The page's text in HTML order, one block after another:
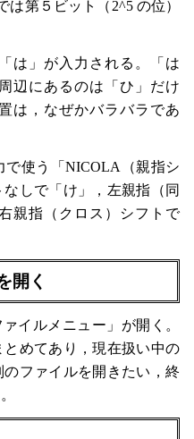
は第５ビット（2^5 の位）
は」が入力される。「は
辺にあるのは「ひ」だけ
は，なぜかバラバラであ
使う「NICOLA（親指シ
しで「け」，左親指（同
親指（クロス）シフトで
開く
イルメニュー」が開く。
めてあり，現在扱い中の
ファイルを開きたい，終